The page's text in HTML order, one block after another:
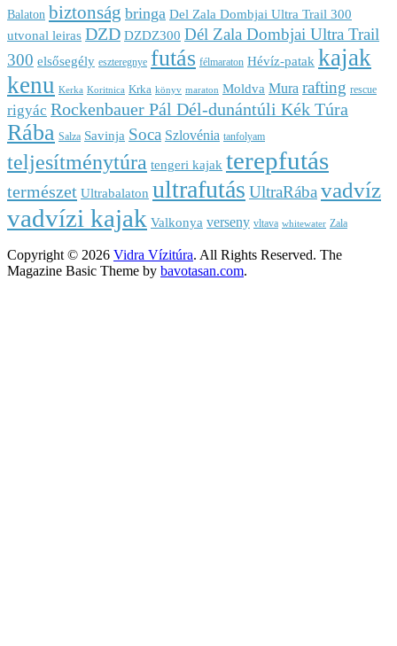
Balaton biztonság bringa Del Zala Dombjai Ultra Trail 300
utvonal leiras DZD DZDZ300 Dél Zala Dombjai Ultra Trail
300 elsősegély eszteregnye futás félmaraton Hévíz-patak kajak
kenu Kerka Koritnica Krka könyv maraton Moldva Mura rafting rescue
rigyác Rockenbauer Pál Dél-dunántúli Kék Túra
Rába Salza Savinja Soca Szlovénia tanfolyam
teljesítménytúra tengeri kajak terepfutás
természet Ultrabalaton ultrafutás UltraRába vadvíz
vadvízi kajak Valkonya verseny vltava whitewater Zala
Copyright © 2026 Vidra Vízitúra. All Rights Reserved. The
Magazine Basic Theme by bavotasan.com.